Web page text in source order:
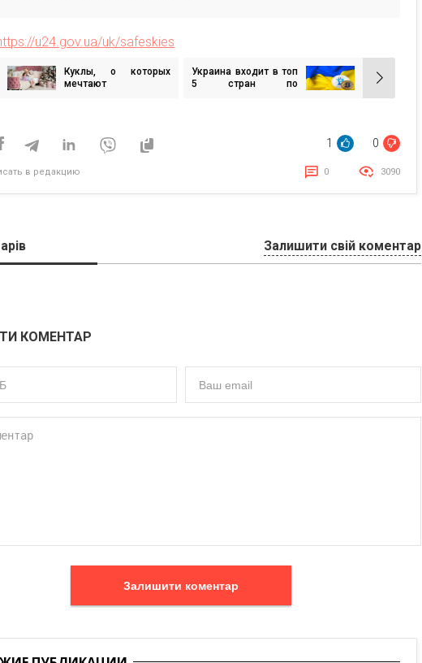
u24.gov.ua/uk/safeskies
Куклы, о которых
мечтают
Украина входит в топ
5 стран по
1 0
в редакцию 0 3090
Залишити свій коментар
КОМЕНТАР
Залишити коментар